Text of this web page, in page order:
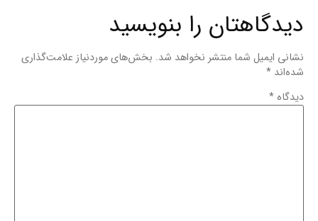
دیدگاهتان را بنویسید
نشانی ایمیل شما منتشر نخواهد شد. بخش‌های موردنیاز علامت‌گذاری
شده‌اند *
دیدگاه *